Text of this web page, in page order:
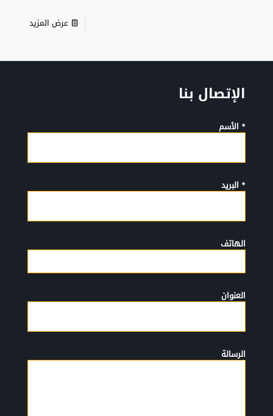
عرض المزيد
الإتصال بنا
* الأسم
* البريد
الهاتف
العنوان
الرسالة